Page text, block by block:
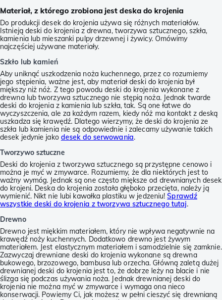
Materiał, z którego zrobiona jest deska do krojenia
Do produkcji desek do krojenia używa się różnych materiałów.
Istnieją deski do krojenia z drewna, tworzywa sztucznego, szkła,
kamienia lub mieszanki pulpy drzewnej i żywicy. Omówimy
najczęściej używane materiały.
Szkło lub kamień
Aby uniknąć uszkodzenia noża kuchennego, przez co rozumiemy
jego stępienia, ważne jest, aby materiał deski do krojenia był
miększy niż nóż. Z tego powodu deski do krojenia wykonane z
drewna lub tworzywa sztucznego nie stępią noża. Jednak twarde
deski do krojenia z kamienia lub szkła, tak. Są one łatwe do
wyczyszczenia, ale za każdym razem, kiedy nóż ma kontakt z deską
uszkadza się krawędź. Dlatego wierzymy, że deski do krojenia ze
szkła lub kamienia nie są odpowiednie i zalecamy używanie takich
desek jedynie jako desek do serwowania.
Tworzywo sztuczne
Deski do krojenia z tworzywa sztucznego są przystępne cenowo i
można je myć w zmywarce. Rozumiemy, że dla niektórych jest to
ważny wymóg. Jednak są one często miększe od drewnianych desek
do krojeni. Deska do krojenia została głęboko przecięta, należy ją
wymienić. Nikt nie lubi kawałka plastiku w jedzeniu!Sprawdź
wszystkie deski do krojenia z tworzywa sztucznego tutaj.
Drewno
Drewno jest miękkim materiałem, który nie wpływa negatywnie na
krawędź noży kuchennych. Dodatkowo drewno jest żywym
materiałem. Jest elastycznym materiałem i samodzielnie się zamknie.
Zazwyczaj drewniane deski do krojenia wykonane są drewna
bukowego, brzozowego, bambusa lub orzecha. Główną zaletą dużej
drewnianej deski do krojenia jest to, że dobrze leży na blacie i nie
ślizga się podczas używania noża. Jednak drewnianej deski do
krojenia nie można myć w zmywarce i wymaga ona nieco
konserwacji. Powiemy Ci, jak możesz w pełni cieszyć się drewnianą